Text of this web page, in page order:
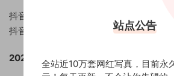
抖音 小耳酱 微密圈 NO.030期 【16P】
抖音 小耳酱 微密圈 NO.031期 【19P】
2024.07.25
站点公告
全站近10万套网红写真，目前永